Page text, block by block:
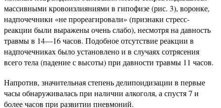
массивными кровоизлияниями в гипофизе (рис. 3), воронке,
надпочечники «не прореагировали» (признаки стресс-
реакции были выражены очень слабо), несмотря на давность
травмы в 14—16 часов. Подобное отсутствие реакции в
надпочечниках было установлено и в случаях сотрясения
всего тела (падение с высоты) при давности травмы 11 часов.
Напротив, значительная степень делипоидизации в первые
часы обнаруживалась при наличии алкоголя, а спустя 7 и
более часов при развитии пневмоний.